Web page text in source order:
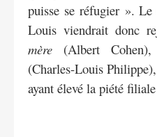
puisse se réfugier ». Le
Louis viendrait donc
mère (Albert Cohen),
(Charles-Louis
ayant élevé la piété